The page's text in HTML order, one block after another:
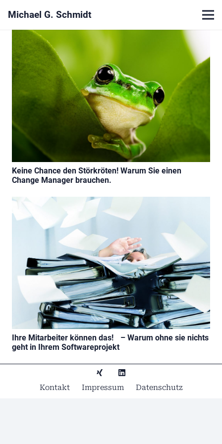
Michael G. Schmidt
Keine Chance den Störkröten! Warum Sie einen
Change Manager brauchen.
Ihre Mitarbeiter können das! – Warum ohne sie nichts
geht in Ihrem Softwareprojekt
Kontakt Impressum Datenschutz